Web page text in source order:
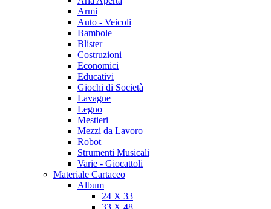
Armi
Auto - Veicoli
Bambole
Blister
Costruzioni
Economici
Educativi
Giochi di Società
Lavagne
Legno
Mestieri
Mezzi da Lavoro
Robot
Strumenti Musicali
Varie - Giocattoli
Materiale Cartaceo
Album
24 X 33
33 X 48